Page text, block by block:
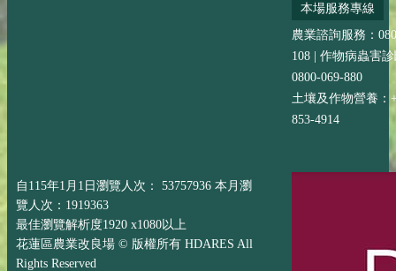
本場服務專線
農業諮詢服務：
108 | 作物病蟲害
0800-069-880
土壤及作物營養：
853-4914
自115年1月1日瀏覽人次： 53757936 本月瀏
覽人次：1919363
最佳瀏覽解析度1920 x1080以上
花蓮區農業改良場 © 版權所有 HDARES All
Rights Reserved